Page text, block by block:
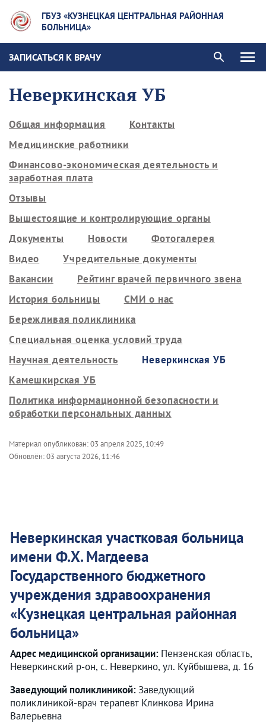
ГБУЗ «КУЗНЕЦКАЯ ЦЕНТРАЛЬНАЯ РАЙОННАЯ
БОЛЬНИЦА»
ЗАПИСАТЬСЯ К ВРАЧУ
Неверкинская УБ
Общая информация
Контакты
Медицинские работники
Финансово-экономическая деятельность и
заработная плата
Отзывы
Вышестоящие и контролирующие органы
Документы
Новости
Фотогалерея
Видео
Учредительные документы
Вакансии
Рейтинг врачей первичного звена
История больницы
СМИ о нас
Бережливая поликлиника
Специальная оценка условий труда
Научная деятельность
Неверкинская УБ
Камешкирская УБ
Политика информационной безопасности и
обработки персональных данных
Материал опубликован:03 апреля 2025, 10:49
Обновлён:03 августа 2026, 11:46
Неверкинская участковая больница
имени Ф.Х. Магдеева
Государственного бюджетного
учреждения здравоохранения
«Кузнецкая центральная районная
больница»
Адрес медицинской организации: Пензенская область,
Неверкинский р-он, с. Неверкино, ул. Куйбышева, д. 16
Заведующий поликлиникой: Заведующий
поликлиникой-врач терапевт Клинкова Ирина
Валерьевна